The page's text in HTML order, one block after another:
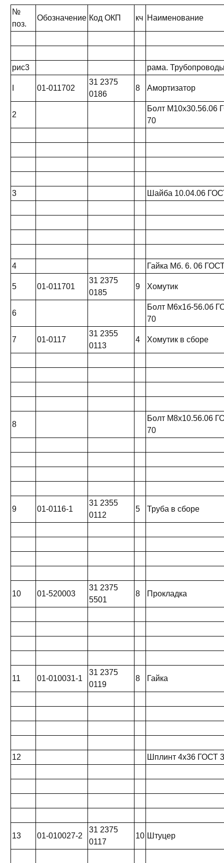
№
поз.
Обозначение Код ОКП кч Наименование
рис3 рама.
01-011702
31 2375
0186
8 Амортизатор
2
Болт М10х30.56.06
70
3 Шайба 10.04.06
4 Гайка Мб. 6. 06
5 01-011701
31 2375
0185
9 Хомутик
6
Болт М6х1б-56.0б
70
7 01-0117
31 2355
0113
4 Хомутик в сборе
8
Болт М8х10.56.06
70
9 01-0116-1
31 2355
0112
5 Труба в сборе
10 01-520003
31 2375
5501
8 Прокладка
11 01-010031-1
31 2375
0119
8 Гайка
12 Шплинт 4x36 ГОСТ
13 01-010027-2
31 2375
0117
10 Штуцер